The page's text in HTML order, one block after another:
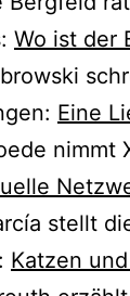
Wo ist der
Eine
nimmt
stellt
Katzen